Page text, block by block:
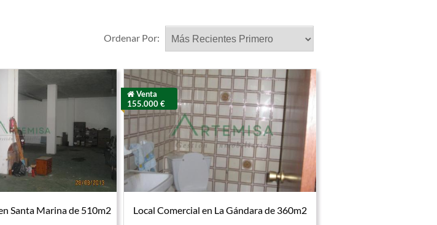
Ordenar Por:
Santa Marina de 510m2
Venta
155.000 €
Local Comercial en La Gándara de 360m2